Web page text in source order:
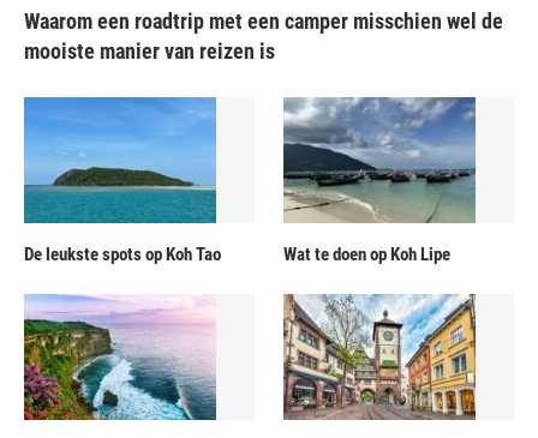
Waarom een roadtrip met een camper misschien wel de
mooiste manier van reizen is
De leukste spots op Koh Tao Wat te doen op Koh Lipe